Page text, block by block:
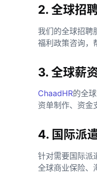
2. 全球招
我们的全球招聘
福利政策咨询，
3. 全球薪
ChaadHR的全
资单制作、资金
4. 国际派
针对需要国际派
全球商业保险、